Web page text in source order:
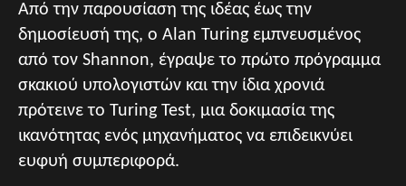
Από την παρουσίαση της ιδέας έως την
δημοσίευσή της, ο Alan Turing εμπνευσμένος
από τον Shannon, έγραψε το πρώτο πρόγραμμα
σκακιού υπολογιστών και την ίδια χρονιά
πρότεινε το Turing Test, μια δοκιμασία της
ικανότητας ενός μηχανήματος να επιδεικνύει
ευφυή συμπεριφορά.